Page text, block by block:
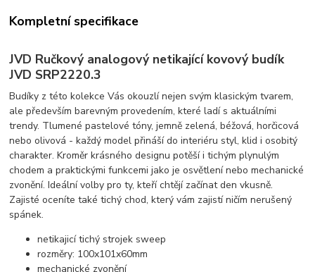
Kompletní specifikace
JVD Ručkový analogový netikající kovový budík
JVD SRP2220.3
Budíky z této kolekce Vás okouzlí nejen svým klasickým tvarem,
ale především barevným provedením, které ladí s aktuálními
trendy. Tlumené pastelové tóny, jemně zelená, béžová, horčicová
nebo olivová - každý model přináší do interiéru styl, klid i osobitý
charakter. Kroměr krásného designu potěší i tichým plynulým
chodem a praktickými funkcemi jako je osvětlení nebo mechanické
zvonění. Ideální volby pro ty, kteří chtějí začínat den vkusně.
Zajisté oceníte také tichý chod, který vám zajistí ničím nerušený
spánek.
netikajicí tichý strojek sweep
rozměry: 100x101x60mm
mechanické zvonění